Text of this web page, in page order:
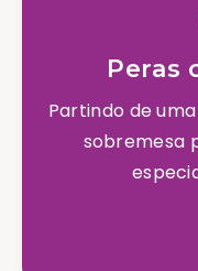
Peras
Partindo de
sobremesa